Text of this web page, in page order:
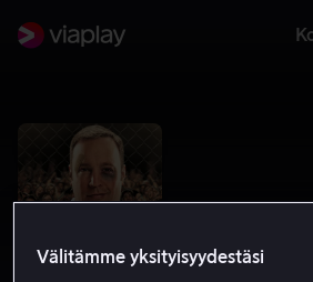
Välitämme yksityisyydestäsi